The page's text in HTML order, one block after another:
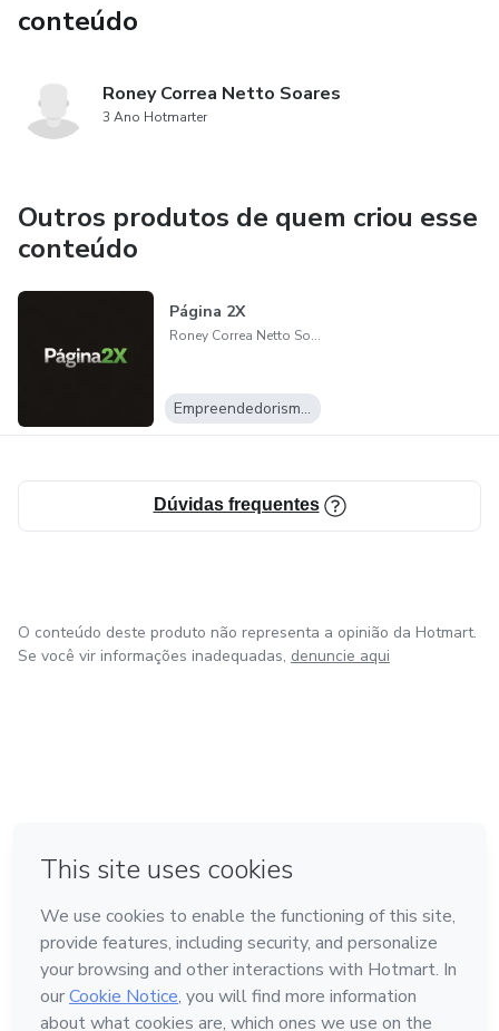
conteúdo
Roney Correa Netto Soares
3 Ano Hotmarter
Outros produtos de quem criou esse
conteúdo
Página 2X
Roney Correa Netto Soares
Empreendedorismo Digital
Dúvidas frequentes
O conteúdo deste produto não representa a opinião da Hotmart.
Se você vir informações inadequadas, denuncie aqui
Feito com ❤ em Bogotá
Conheça a Hotmart